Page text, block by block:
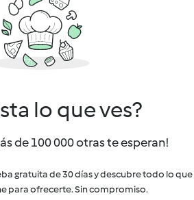
lo que ves?
de 100 000 otras te esperan!
gratuita de 30 días y descubre todo lo que
para ofrecerte. Sin compromiso.